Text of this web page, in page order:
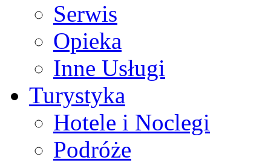
Serwis
Opieka
Inne Usługi
Turystyka
Hotele i Noclegi
Podróże